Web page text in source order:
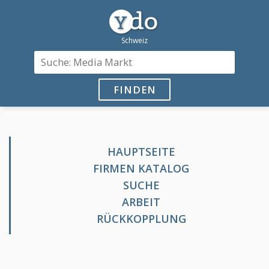
FINDEN
HAUPTSEITE
FIRMEN KATALOG
SUCHE
ARBEIT
RÜCKKOPPLUNG